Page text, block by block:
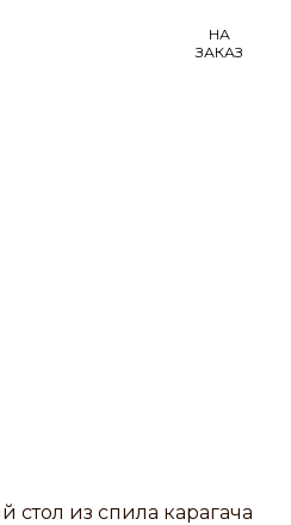
НА
ЗАКАЗ
стол из спила карагача